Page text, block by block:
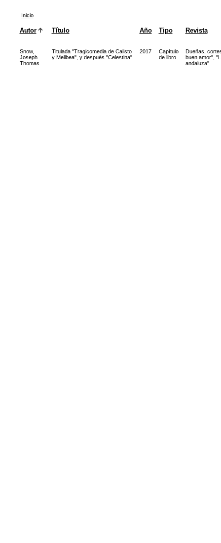
Inicio
Autor Título Año Tipo Revista
Snow,
Joseph
Thomas
Titulada "Tragicomedia de Calisto
y Melibea", y después "Celestina"
2017
Capítulo
de libro
Dueñas,
buen amor",
andaluza"